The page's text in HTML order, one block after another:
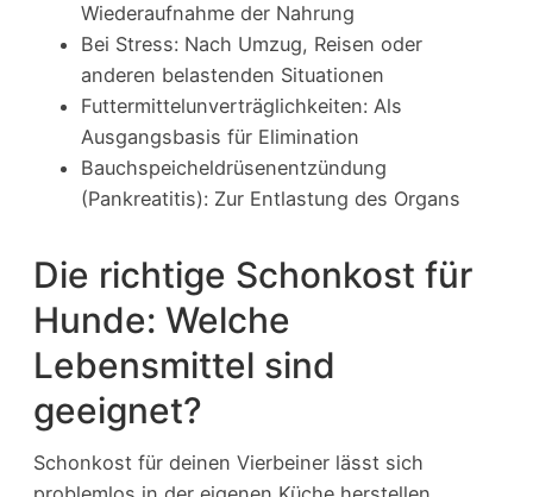
Wiederaufnahme der Nahrung
Bei Stress: Nach Umzug, Reisen oder
anderen belastenden Situationen
Futtermittelunverträglichkeiten: Als
Ausgangsbasis für Elimination
Bauchspeicheldrüsenentzündung
(Pankreatitis): Zur Entlastung des Organs
Die richtige Schonkost für
Hunde: Welche
Lebensmittel sind
geeignet?
Schonkost für deinen Vierbeiner lässt sich